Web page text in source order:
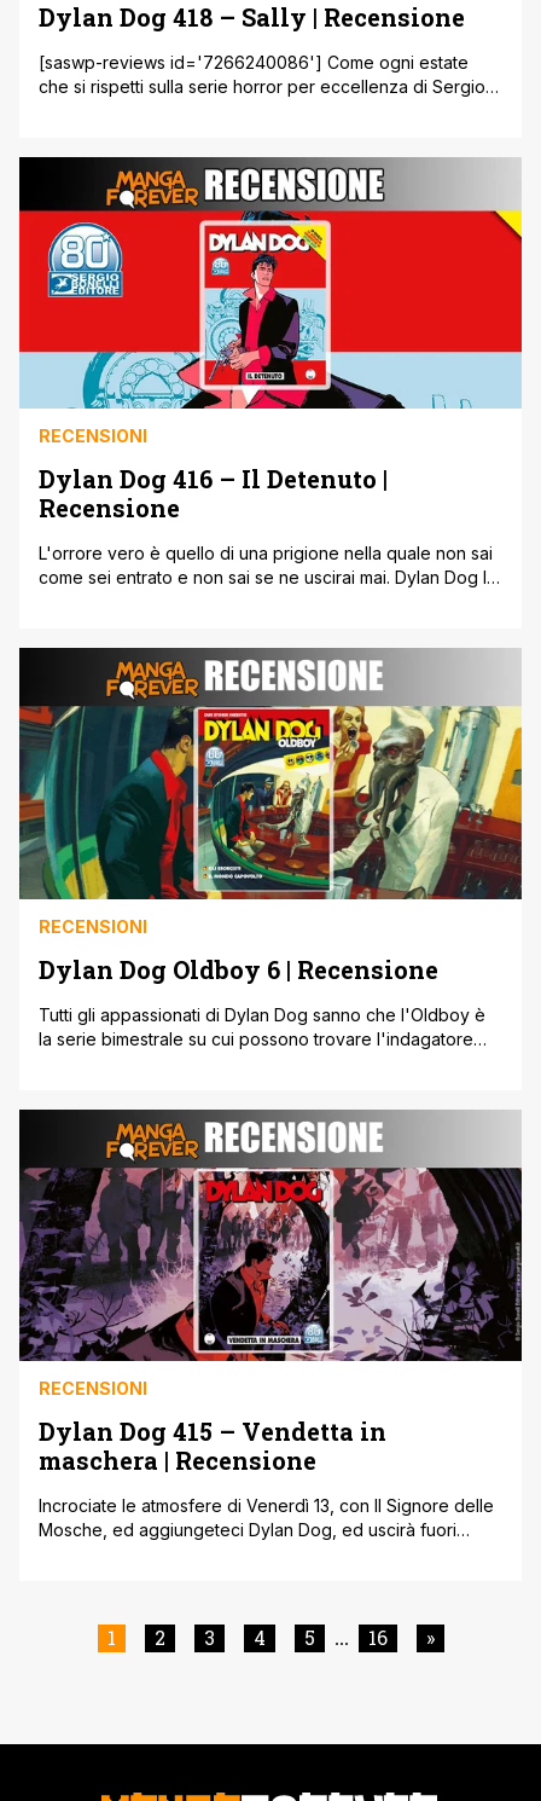
Dylan Dog 418 – Sally | Recensione
[saswp-reviews id='7266240086'] Come ogni estate
che si rispetti sulla serie horror per eccellenza di Sergio
videro protagonisti star del cinema e della musica per un
solo albo, stavolta Bonelli abbraccia tutta l'estate con tre
albi di Dylan [']
RECENSIONI
Dylan Dog 416 – Il Detenuto |
Recensione
L'orrore vero è quello di una prigione nella quale non sai
come sei entrato e non sai se ne uscirai mai. Dylan Dog lo
soffocante e opprimente, a opera dello sceneggiatore
Mauro Uzzeo e dell'illustratore Arturo Lauria. In Dylan Dog
RECENSIONI
Dylan Dog Oldboy 6 | Recensione
Tutti gli appassionati di Dylan Dog sanno che l'Oldboy è
la serie bimestrale su cui possono trovare l'indagatore
Olboy 6 sono stati scelti degli autori che hanno fatto la
storia di questo personaggio. Dylan Dog Oldboy 6 ha alla
RECENSIONI
Dylan Dog 415 – Vendetta in
maschera | Recensione
Incrociate le atmosfere di Venerdì 13, con Il Signore delle
Mosche, ed aggiungeteci Dylan Dog, ed uscirà fuori
nuovo fumetto con protagonista l'indagatore dell'incubo
s'ispira chiaramente al romanzo [']
1 2 3 4 5 ... 16 »